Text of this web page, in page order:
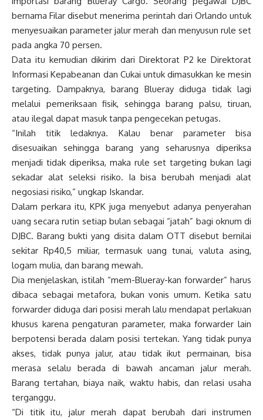
bernama Filar disebut menerima perintah dari Orlando untuk
menyesuaikan parameter jalur merah dan menyusun rule set
pada angka 70 persen.
Data itu kemudian dikirim dari Direktorat P2 ke Direktorat
Informasi Kepabeanan dan Cukai untuk dimasukkan ke mesin
targeting. Dampaknya, barang Blueray diduga tidak lagi
melalui pemeriksaan fisik, sehingga barang palsu, tiruan,
atau ilegal dapat masuk tanpa pengecekan petugas.
“Inilah titik ledaknya. Kalau benar parameter bisa
disesuaikan sehingga barang yang seharusnya diperiksa
menjadi tidak diperiksa, maka rule set targeting bukan lagi
sekadar alat seleksi risiko. Ia bisa berubah menjadi alat
negosiasi risiko,” ungkap Iskandar.
Dalam perkara itu, KPK juga menyebut adanya penyerahan
uang secara rutin setiap bulan sebagai “jatah” bagi oknum di
DJBC. Barang bukti yang disita dalam OTT disebut bernilai
sekitar Rp40,5 miliar, termasuk uang tunai, valuta asing,
logam mulia, dan barang mewah.
Dia menjelaskan, istilah “mem-Blueray-kan forwarder” harus
dibaca sebagai metafora, bukan vonis umum. Ketika satu
forwarder diduga dari posisi merah lalu mendapat perlakuan
khusus karena pengaturan parameter, maka forwarder lain
berpotensi berada dalam posisi tertekan. Yang tidak punya
akses, tidak punya jalur, atau tidak ikut permainan, bisa
merasa selalu berada di bawah ancaman jalur merah.
Barang tertahan, biaya naik, waktu habis, dan relasi usaha
terganggu.
“Di titik itu, jalur merah dapat berubah dari instrumen